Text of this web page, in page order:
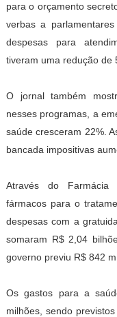
para o orçamento
verbas a
despesas para
tiveram uma redução de
O jornal também
nesses programas, a
saúde cresceram 22%.
bancada impositivas
Através do Farmácia
fármacos para o
despesas com a
somaram R$ 2,04
governo previu R$ 842
Os gastos para a
milhões, sendo